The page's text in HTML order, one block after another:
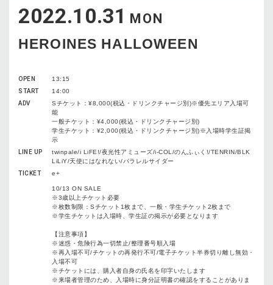
2
3 4 5
16
17 18 19 20
30
31
2022.10.31 MON
HEROINES HALLOWEEN
OPEN
13:15
START
14:00
ADV
Sチケット：¥8,000(税込・ドリンクチャージ別)※優先エリア入場可
能
一般チケット：¥4,000(税込・ドリンクチャージ別)
学生チケット：¥2,000(税込・ドリンクチャージ別)※入場時学生証掲
示
LINE UP
twinpale/i LiFE!/夜光性アミューズ/i-COL/のんふぃく!/TENRIN/BLK
LiLiY/天使にはなれない/パラレルサイダー
TICKET
e+
10/13 ON SALE
※3歳以上チケット必要
※枚数制限：Sチケット1枚まで、一般・学生チケット2枚まで
※学生チケットは入場時、学生証の掲示が必要となります
【注意事項】
※迷惑・危険行為一切禁止/整理番号順入場
※再入場不可/チケットの再発行不可/電子チケット半券切り離し無効・
入場不可
※チケットには、購入者自身の氏名を印字いたします
※来場者管理のため、入場時に身分証明書の確認をすることがありま